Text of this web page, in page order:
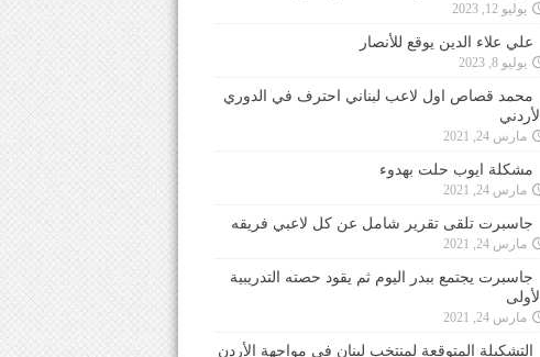
يوليو 12, 2023
علي علاء الدين يوقع للأنصار
يوليو 8, 2023
محمد قصاص اول لاعب لبناني احترف في الدوري
الأردني
مارس 24, 2021
مشكلة ايوب حلت بهدوء
مارس 24, 2021
جاسبرت تلقى تقرير شامل عن كل لاعبي فريقه
مارس 24, 2021
جاسبرت يجتمع ببدر اليوم ثم يقود حصته التدريبية
الأولى
مارس 24, 2021
التشكيلة المتوقعة لمنتخب لبنان في مواجهة الأردن